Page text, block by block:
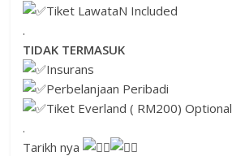
Tiket LawataN Included
.
TIDAK TERMASUK
Insurans
Perbelanjaan Peribadi
Tiket Everland ( RM200) Optional
.
Tarikh nya